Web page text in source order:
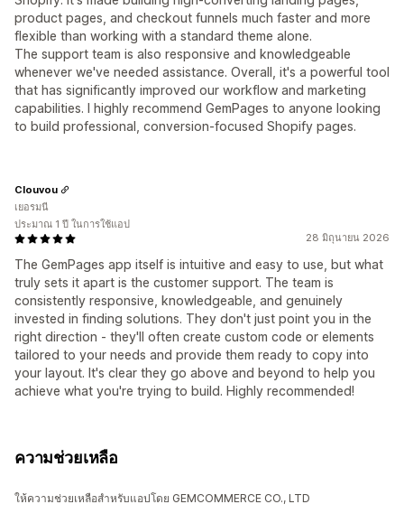
product pages, and checkout funnels much faster and more
flexible than working with a standard theme alone.
The support team is also responsive and knowledgeable
whenever we've needed assistance. Overall, it's a powerful tool
that has significantly improved our workflow and marketing
capabilities. I highly recommend GemPages to anyone looking
to build professional, conversion-focused Shopify pages.
28 มิถุนายน 2026
The GemPages app itself is intuitive and easy to use, but what
truly sets it apart is the customer support. The team is
consistently responsive, knowledgeable, and genuinely
invested in finding solutions. They don't just point you in the
right direction - they'll often create custom code or elements
tailored to your needs and provide them ready to copy into
your layout. It's clear they go above and beyond to help you
achieve what you're trying to build. Highly recommended!
Clouvou
เยอรมนี
ประมาณ 1 ปี ในการใช้แอป
ความช่วยเหลือ
ให้ความช่วยเหลือสำหรับแอปโดย GEMCOMMERCE CO., LTD